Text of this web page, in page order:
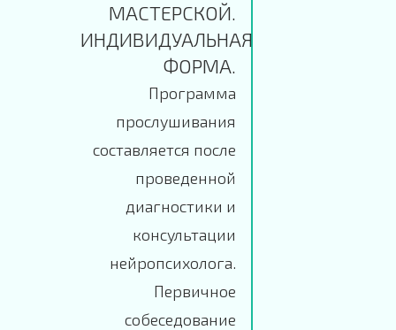
МАСТЕРСКОЙ.
ИНДИВИДУАЛЬНАЯ
ФОРМА.
Программа
прослушивания
составляется после
проведенной
диагностики и
консультации
нейропсихолога.
Первичное
собеседование